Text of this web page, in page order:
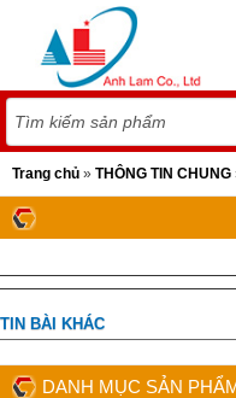
Trang chủ » THÔNG TIN CHUNG
TIN BÀI KHÁC
DANH MỤC SẢN